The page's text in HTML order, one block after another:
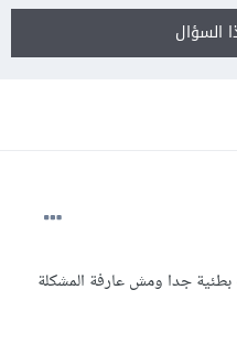
السؤال
بطئية جدا ومش عارفة المشكلة